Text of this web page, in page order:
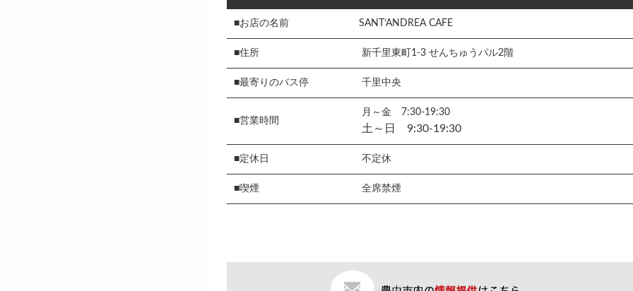
■お店の名前 SANT’ANDREA CAFE
■住所 新千里東町1-3 せんちゅうパル2階
■最寄りのバス停 千里中央
■営業時間
月～金 7:30-19:30
土～日 9:30-19:30
■定休日 不定休
■喫煙 全席禁煙